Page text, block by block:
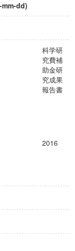
dd)
科学研
究費補
助金研
究成果
報告書
2016